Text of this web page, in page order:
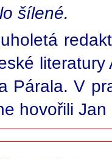
šílené.
Párala. V
hovořili